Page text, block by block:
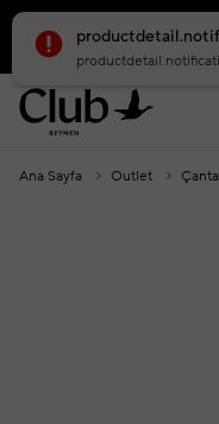
smartbanner.popup.text
Ana Sayfa Outlet Çanta